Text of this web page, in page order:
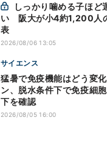
い 阪大が小4約1,200人
表
2026/08/06 13:05
サイエンス
猛暑で免疫機能はどう変
ン、脱水条件下で免疫細
下を確認
2026/08/05 16:00